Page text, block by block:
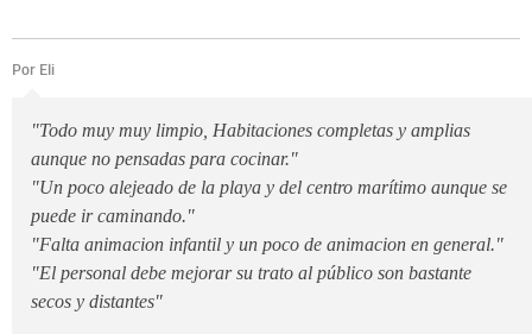
Por Eli
"Todo muy muy limpio, Habitaciones completas y amplias
aunque no pensadas para cocinar."
"Un poco alejeado de la playa y del centro marítimo aunque se
puede ir caminando."
"Falta animacion infantil y un poco de animacion en general."
"El personal debe mejorar su trato al público son bastante
secos y distantes"